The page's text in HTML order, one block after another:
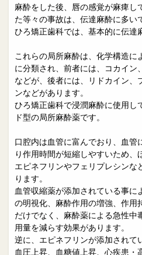
麻酔をした後、唇の感覚が麻痺し
た等々の事故は、伝達麻酔に多い
ひろ矯正歯科では、基本的に伝達
これらの局所麻酔は、化学構造に
に分類され、前者には、コカイン
などが、後者には、リドカイン、
ンなどがあります。
ひろ矯正歯科で浸潤麻酔に使用し
ド型の局所麻酔薬です。
口腔内は血管に富んでおり、血管
り作用時間が短縮しやすいため、
エピネフリンやフェリプレシンな
ります。
血管収縮薬が添加されている事に
の明視化、麻酔作用の増強、作用
だけでなく、麻酔薬による急性中
用量を減らす効果があります。
逆に、エピネフリンが添加されて
血圧上昇、血糖値上昇、心疾患・